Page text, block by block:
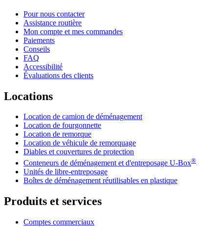
Pour nous contacter
Assistance routière
Mon compte et mes commandes
Paiements
Conseils
FAQ
Accessibilité
Évaluations des clients
Locations
Location de camion de déménagement
Location de fourgonnette
Location de remorque
Location de véhicule de remorquage
Diables et couvertures de protection
Conteneurs de déménagement et d'entreposage U-Box®
Unités de libre-entreposage
Boîtes de déménagement réutilisables en plastique
Produits et services
Comptes commerciaux